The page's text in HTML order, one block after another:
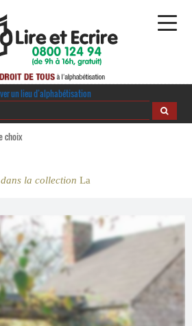
Alphabétisation
Regards croisés
Ressources pédagogiques
Contacts
un lieu d’alphabétisation
choix
la collection La